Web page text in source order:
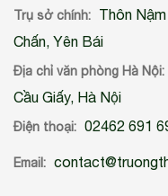
Trụ sở chính:
Thôn
Chấn, Yên Bái
Địa chỉ văn phòng Hà Nội:
Cầu Giấy, Hà Nội
Điện thoại: 02462 691
Email: